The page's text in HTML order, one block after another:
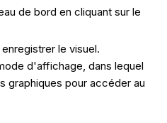
de bord en cliquant sur le
le visuel.
d'affichage, dans lequel
graphiques pour accéder au